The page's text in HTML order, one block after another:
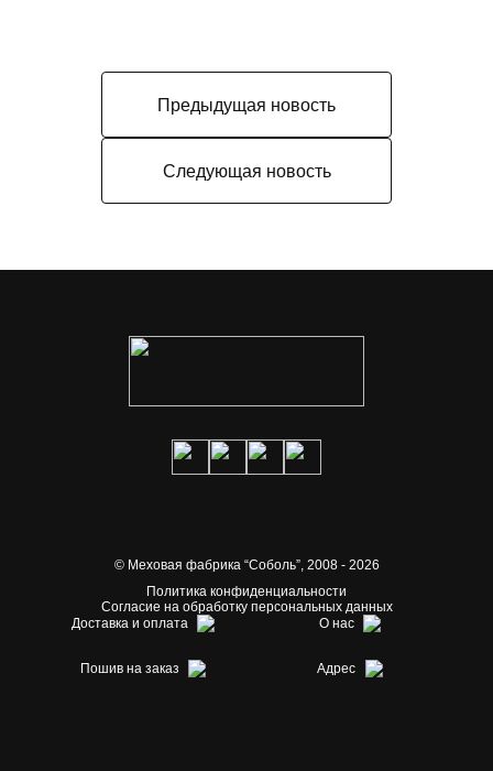
Предыдущая новость
Следующая новость
© Меховая фабрика “Соболь”,2008 - 2026
Политика конфиденциальности
Согласие на обработку персональных данных
Доставка и оплата
О нас
Пошив на заказ Адрес